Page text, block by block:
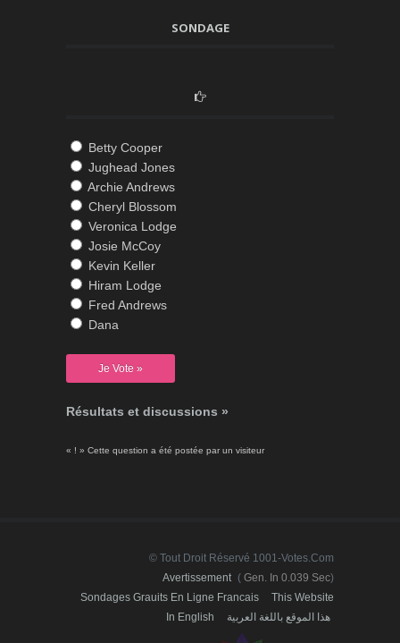
SONDAGE
Betty Cooper
Jughead Jones
Archie Andrews
Cheryl Blossom
Veronica Lodge
Josie McCoy
Kevin Keller
Hiram Lodge
Fred Andrews
Dana
Résultats et discussions »
« ! » Cette question a été postée par un visiteur
© Tout Droit Réservé 1001-Votes.com
Avertissement ( Gen. In 0.039 Sec)
Sondages Grauits En Ligne Francais
This Website
In English
هذا الموقع باللغة العربية